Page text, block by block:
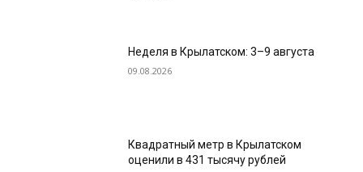
Неделя в Крылатском: 3–9 августа
09.08.2026
Квадратный метр в Крылатском
оценили в 431 тысячу рублей